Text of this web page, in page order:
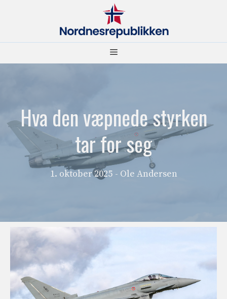
Meny
Hva den væpnede styrken
tar for seg
1. oktober 2025 - Ole Andersen